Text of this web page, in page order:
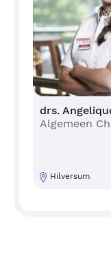
drs.
Algemeen
Hilversum